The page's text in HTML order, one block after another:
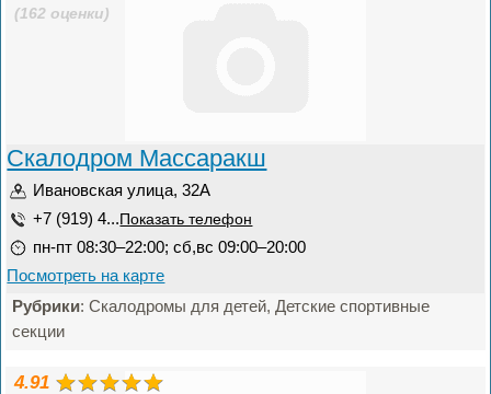
(162 оценки)
Скалодром Массаракш
Ивановская улица, 32А
+7 (919) 4... Показать телефон
пн-пт 08:30–22:00; сб,вс 09:00–20:00
Посмотреть на карте
Рубрики: Скалодромы для детей, Детские спортивные
секции
4.91